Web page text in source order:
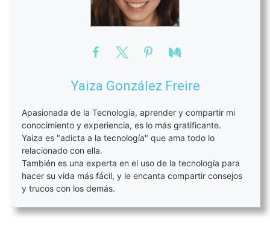
Yaiza González Freire
Apasionada de la Tecnología, aprender y compartir mi
conocimiento y experiencia, es lo más gratificante.
Yaiza es "adicta a la tecnología" que ama todo lo
relacionado con ella.
También es una experta en el uso de la tecnología para
hacer su vida más fácil, y le encanta compartir consejos
y trucos con los demás.